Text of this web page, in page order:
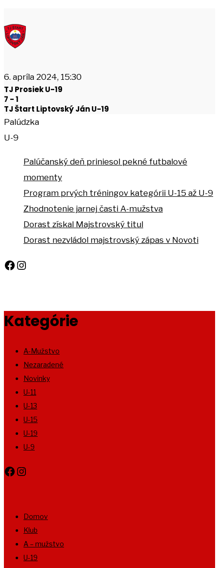
6. apríla 2024, 15:30
TJ Prosiek U-19
7 -1
TJ Štart Liptovský Ján U-19
Palúdzka
U-9
Palúčanský deň priniesol pekné futbalové
momenty
Program prvých tréningov kategórii U-15 až U-9
Zhodnotenie jarnej časti A-mužstva
Dorast získal Majstrovský titul
Dorast nezvládol majstrovský zápas v Novoti
Facebook
Instagram
Kategórie
A-Mužstvo
Nezaradené
Novinky
U-11
U-13
U-15
U-19
U-9
Facebook
Instagram
Domov
Klub
A – mužstvo
U-19